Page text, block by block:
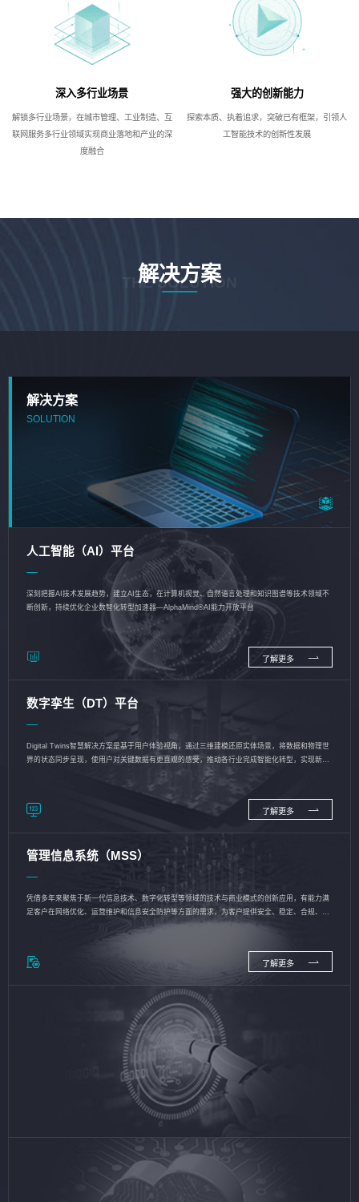
深入多行业场景
解锁多行业场景，在城市管理、工业制造、互
联网服务多行业领域实现商业落地和产业的深
度融合
强大的创新能力
探索本质、执着追求，突破已有框架，引领人
工智能技术的创新性发展
解决方案
THE SOLUTION
解决方案
SOLUTION
人工智能（AI）平台
深刻把握AI技术发展趋势，建立AI生态，在计算机视觉、自然语言处理和知识图谱等技术领域不
断创新，持续优化企业数智化转型加速器—AlphaMind®AI能力开放平台
了解更多
数字孪生（DT）平台
Digital Twins智慧解决方案是基于用户体验视角，通过三维建模还原实体场景，将数据和物理世
界的状态同步呈现，使用户对关键数据有更直观的感受，推动各行业完成智能化转型，实现新旧
了解更多
管理信息系统（MSS）
凭借多年来聚焦于新一代信息技术、数字化转型等领域的技术与商业模式的创新应用，有能力满
足客户在网络优化、运营维护和信息安全防护等方面的需求，为客户提供安全、稳定、合规、持
了解更多